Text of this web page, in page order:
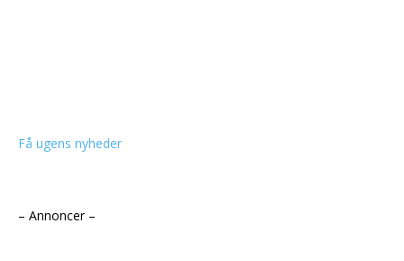
Få ugens nyheder
– Annoncer –